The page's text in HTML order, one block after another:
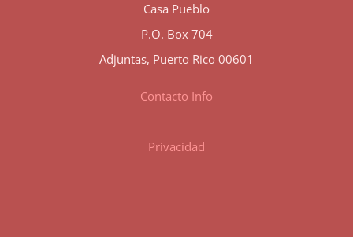
Casa Pueblo
P.O. Box 704
Adjuntas, Puerto Rico 00601
Contacto Info
Privacidad